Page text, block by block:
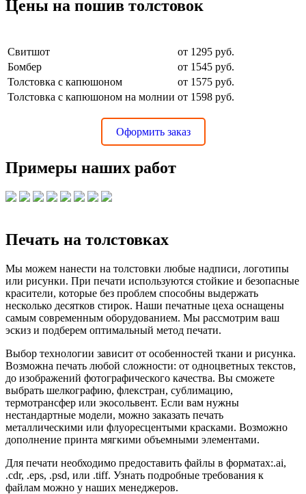
Цены на пошив толстовок
Свитшот
от 1295 руб.
Бомбер
от 1545 руб.
Толстовка с капюшоном
от 1575 руб.
Толстовка с капюшоном на молнии от 1598 руб.
Оформить заказ
Примеры наших работ
Печать на толстовках
Мы можем нанести на толстовки любые надписи, логотипы
или рисунки. При печати используются стойкие и безопасные
красители, которые без проблем способны выдержать
несколько десятков стирок. Наши печатные цеха оснащены
самым современным оборудованием. Мы рассмотрим ваш
эскиз и подберем оптимальный метод печати.
Выбор технологии зависит от особенностей ткани и рисунка.
Возможна печать любой сложности: от одноцветных текстов,
до изображений фотографического качества. Вы сможете
выбрать шелкографию, флекстран, сублимацию,
термотрансфер или экосольвент. Если вам нужны
нестандартные модели, можно заказать печать
металлическими или флуоресцентыми красками. Возможно
дополнение принта мягкими объемными элементами.
Для печати необходимо предоставить файлы в форматах:.ai,
.cdr, .eps, .psd, или .tiff. Узнать подробные требования к
файлам можно у наших менеджеров.